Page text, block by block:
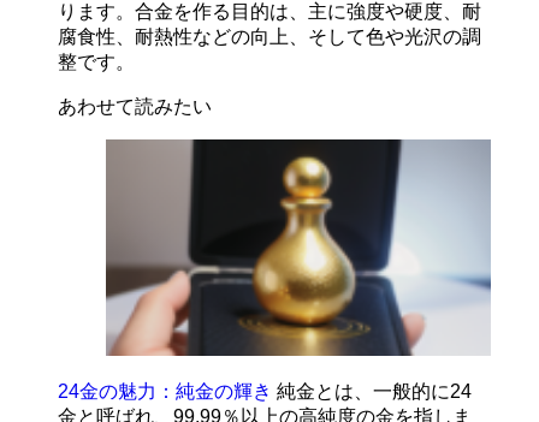
ります。合金を作る目的は、主に強度や硬度、耐
腐食性、耐熱性などの向上、そして色や光沢の調
整です。
あわせて読みたい
24金の魅力：純金の輝き 純金とは、一般的に24
金と呼ばれ、99.99％以上の高純度の金を指しま